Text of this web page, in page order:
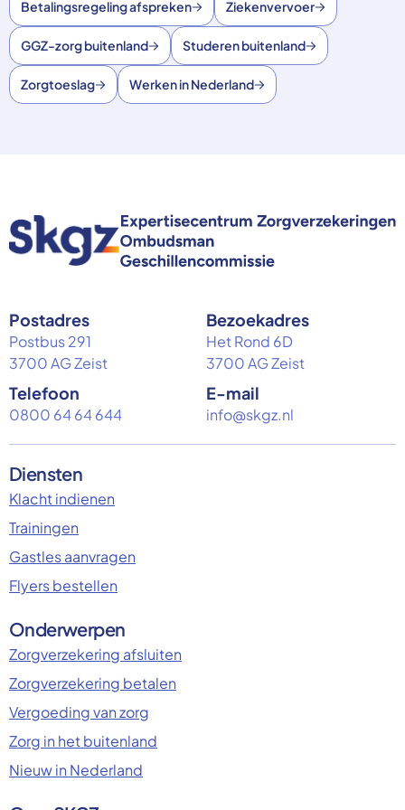
Betalingsregeling afspreken Ziekenvervoer
GGZ-zorg buitenland Studeren buitenland
Zorgtoeslag Werken in Nederland
Postadres
Postbus 291
3700 AG Zeist
Bezoekadres
Het Rond 6D
3700 AG Zeist
Telefoon
0800 64 64 644
E-mail
info@skgz.nl
Diensten
Klacht indienen
Trainingen
Gastles aanvragen
Flyers bestellen
Onderwerpen
Zorgverzekering afsluiten
Zorgverzekering betalen
Vergoeding van zorg
Zorg in het buitenland
Nieuw in Nederland